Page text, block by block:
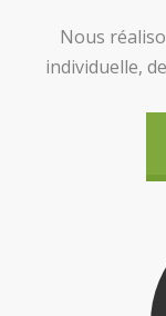
Nous
individuelle,